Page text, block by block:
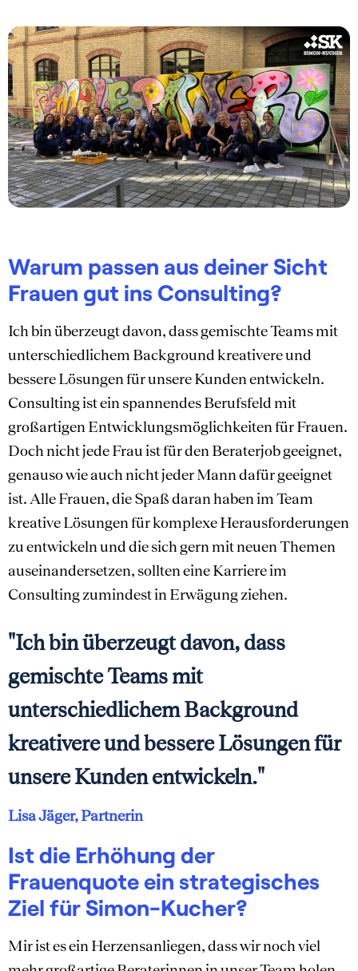
Warum passen aus deiner Sicht
Frauen gut ins Consulting?
Ich bin überzeugt davon, dass gemischte Teams mit
unterschiedlichem Background kreativere und
bessere Lösungen für unsere Kunden entwickeln.
Consulting ist ein spannendes Berufsfeld mit
großartigen Entwicklungsmöglichkeiten für Frauen.
Doch nicht jede Frau ist für den Beraterjob geeignet,
genauso wie auch nicht jeder Mann dafür geeignet
ist. Alle Frauen, die Spaß daran haben im Team
kreative Lösungen für komplexe Herausforderungen
zu entwickeln und die sich gern mit neuen Themen
auseinandersetzen, sollten eine Karriere im
Consulting zumindest in Erwägung ziehen.
"Ich bin überzeugt davon, dass
gemischte Teams mit
unterschiedlichem Background
kreativere und bessere Lösungen für
unsere Kunden entwickeln."
Lisa Jäger, Partnerin
Ist die Erhöhung der
Frauenquote ein strategisches
Ziel für Simon-Kucher?
Mir ist es ein Herzensanliegen, dass wir noch viel